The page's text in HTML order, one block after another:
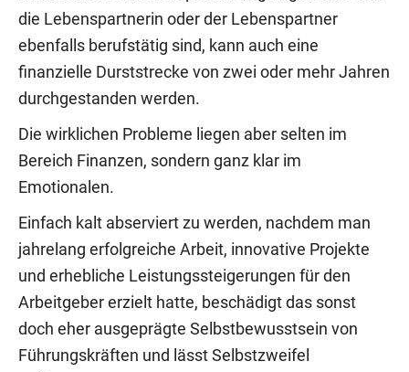
die Lebenspartnerin oder der Lebenspartner
ebenfalls berufstätig sind, kann auch eine
finanzielle Durststrecke von zwei oder mehr Jahren
durchgestanden werden.
Die wirklichen Probleme liegen aber selten im
Bereich Finanzen, sondern ganz klar im
Emotionalen.
Einfach kalt abserviert zu werden, nachdem man
jahrelang erfolgreiche Arbeit, innovative Projekte
und erhebliche Leistungssteigerungen für den
Arbeitgeber erzielt hatte, beschädigt das sonst
doch eher ausgeprägte Selbstbewusstsein von
Führungskräften und lässt Selbstzweifel